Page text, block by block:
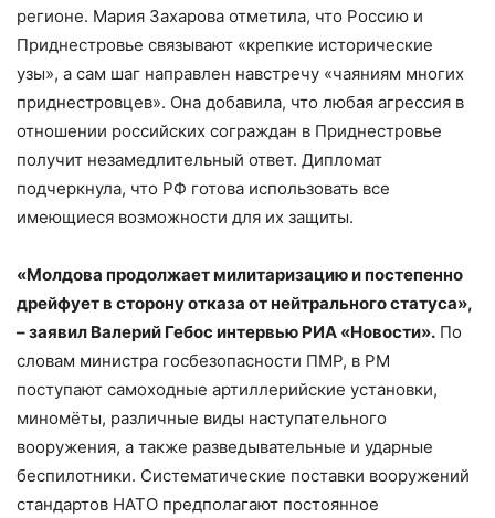
регионе. Мария Захарова отметила, что Россию и
Приднестровье связывают «крепкие исторические
узы», а сам шаг направлен навстречу «чаяниям многих
приднестровцев». Она добавила, что любая агрессия в
отношении российских сограждан в Приднестровье
получит незамедлительный ответ. Дипломат
подчеркнула, что РФ готова использовать все
имеющиеся возможности для их защиты.
«Молдова продолжает милитаризацию и постепенно
дрейфует в сторону отказа от нейтрального статуса»,
– заявил Валерий Гебос интервью РИА «Новости». По
словам министра госбезопасности ПМР, в РМ
поступают самоходные артиллерийские установки,
миномёты, различные виды наступательного
вооружения, а также разведывательные и ударные
беспилотники. Систематические поставки вооружений
стандартов НАТО предполагают постоянное